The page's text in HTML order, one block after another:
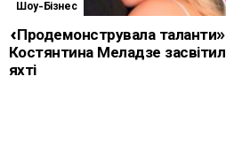
Шоу-Бізнес
«Продемонструвала
Костянтина Меладзе
яхті